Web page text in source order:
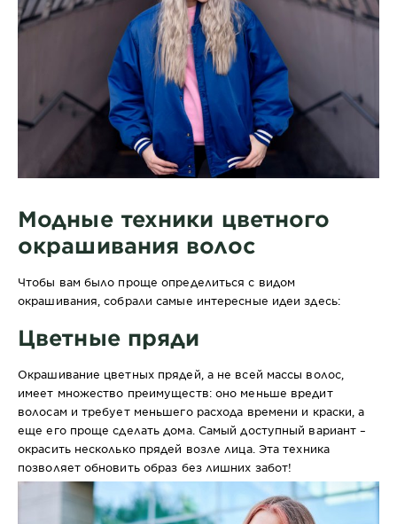
Модные техники цветного
окрашивания волос
Чтобы вам было проще определиться с видом
окрашивания, собрали самые интересные идеи здесь:
Цветные пряди
Окрашивание цветных прядей, а не всей массы волос,
имеет множество преимуществ: оно меньше вредит
волосам и требует меньшего расхода времени и краски, а
еще его проще сделать дома. Самый доступный вариант –
окрасить несколько прядей возле лица. Эта техника
позволяет обновить образ без лишних забот!